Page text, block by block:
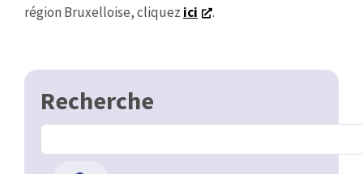
région Bruxelloise, cliquez ici .
Recherche